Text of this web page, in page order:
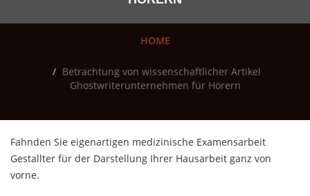
HOME
Betrachtung von wissenschaftlicher Artikel
Ghostwriterunternehmen für Hörern
Fahnden Sie eigenartigen medizinische Examensarbeit
Gestallter für der Darstellung Ihrer Hausarbeit ganz von
vorne.